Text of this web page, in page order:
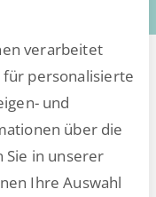
verarbeitet
für personalisierte
und
über die
in unserer
Ihre Auswahl